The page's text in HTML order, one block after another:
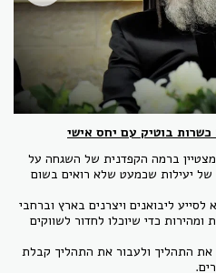
ברמה הקפדנית של השגחה על
יעילות שכמעט שלא רואים בשום
ליבואנים ויצרנים בארץ וברחבי
כדי שיוכלו לחדור לשווקים
את התהליך ולעבור את התהליך קבלת